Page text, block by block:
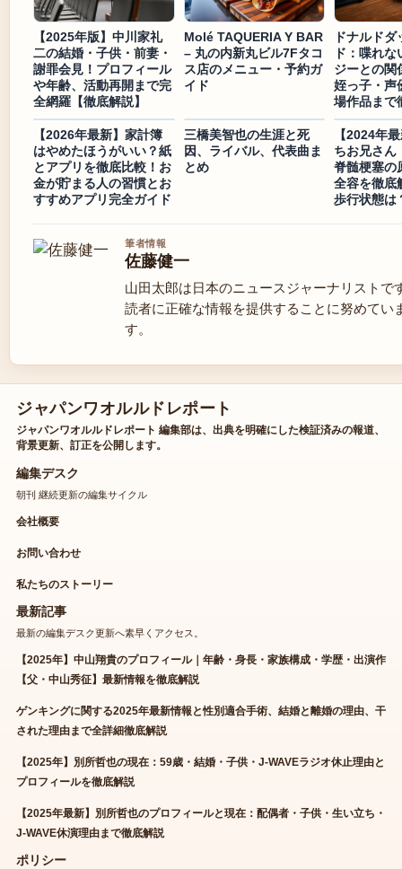
【2025年版】中川家礼
二の結婚・子供・前妻・
謝罪会見！プロフィール
や年齢、活動再開まで完
全網羅【徹底解説】
Molé TAQUERIA Y BAR
– 丸の内新丸ビル7Fタコ
ス店のメニュー・予約ガ
イド
ドナルド
ド：喋れ
ジーとの関
姪っ子・声
場作品まで
【2026年最新】家計簿
はやめたほうがいい？紙
とアプリを徹底比較！お
金が貯まる人の習慣とお
すすめアプリ完全ガイド
三橋美智也の生涯と死
因、ライバル、代表曲ま
とめ
【2024年
ちお兄さん
脊髄梗塞の
全容を徹底
歩行状態は
筆者情報
佐藤健一
山田太郎は日本のニュースジャーナリスト
読者に正確な情報を提供することに努めてい
す。
ジャパンワオルルドレポート
ジャパンワオルルドレポート 編集部は、出典を明確にした検証済みの報道、
背景更新、訂正を公開します。
編集デスク
朝刊 継続更新の編集サイクル
会社概要
お問い合わせ
私たちのストーリー
最新記事
最新の編集デスク更新へ素早くアクセス。
【2025年】中山翔貴のプロフィール｜年齢・身長・家族構成・学歴・出演作
【父・中山秀征】最新情報を徹底解説
ゲンキングに関する2025年最新情報と性別適合手術、結婚と離婚の理由、干
された理由まで全詳細徹底解説
【2025年】別所哲也の現在：59歳・結婚・子供・J-WAVEラジオ休止理由と
プロフィールを徹底解説
【2025年最新】別所哲也のプロフィールと現在：配偶者・子供・生い立ち・
J-WAVE休演理由まで徹底解説
ポリシー